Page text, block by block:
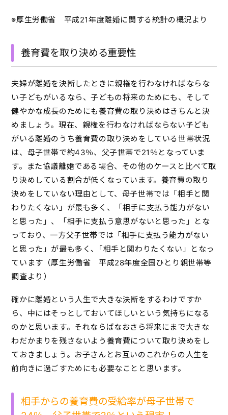
※厚生労働省 平成21年度離婚に関する統計の概況より
養育費を取り決める重要性
夫婦が離婚を決断したときに親権を行わなければならな
い子どもがいるなら、子どもの将来のためにも、そして
健やかな成長のためにも養育費の取り決めはきちんと決
めましょう。現在、親権を行わなければならない子ども
がいる離婚のうち養育費の取り決めをしている世帯状況
は、母子世帯で約43％、父子世帯で21％となっていま
す。また協議離婚である場合、その他のケースと比べて取
り決めしている割合が低くなっています。養育費の取り
決めをしていない理由として、母子世帯では「相手と関
わりたくない」が最も多く、「相手に支払う能力がない
と思った」、「相手に支払う意思がないと思った」とな
っており、一方父子世帯では「相手に支払う能力がない
と思った」が最も多く、｢相手と関わりたくない」となっ
ています（厚生労働省 平成28年度全国ひとり親世帯等
調査より）
確かに離婚という人生で大きな決断をするわけですか
ら、中にはそっとしておいてほしいという気持ちになる
のかと思います。それならばなおさら将来にまで大きな
わだかまりを残さないよう養育費について取り決めをし
ておきましょう。お子さんとお互いのこれからの人生を
前向きに過ごすためにも必要なことと思います。
相手からの養育費の受給率が母子世帯で